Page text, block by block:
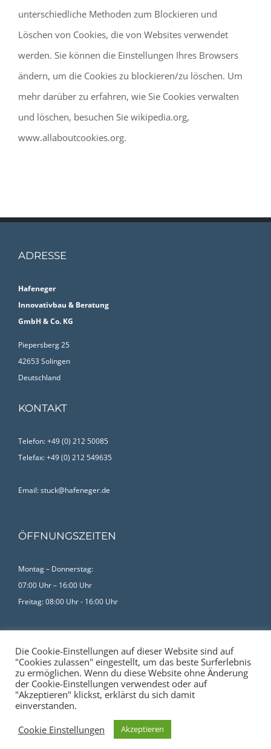
unterschiedliche Methoden zum Blockieren und
Löschen von Cookies, die von Websites verwendet
werden. Sie können die Einstellungen Ihres Browsers
ändern, um die Cookies zu blockieren/zu löschen. Um
mehr darüber zu erfahren, wie Sie Cookies verwalten
und löschen, besuchen Sie wikipedia.org,
www.allaboutcookies.org.
ADRESSE
Hafeneger
Innovativbau & Beratung
GmbH & Co. KG
Piepersberg 25
42653 Solingen
Deutschland
KONTAKT
Telefon: +49 (0) 212 50085
Telefax: +49 (0) 212 549635
Email: stuck@hafeneger.de
ÖFFNUNGSZEITEN
Montag – Donnerstag:
07:00 Uhr – 16:00 Uhr
Freitag: 08:00 Uhr - 16:00 Uhr
Datenschutzerklärung
© Copyright 2024 | Hafeneger Innovativbau & Beratung GmbH &
Co. KG
Die Cookie-Einstellungen auf dieser Website sind auf
"Cookies zulassen" eingestellt, um das beste Surferlebnis
zu ermöglichen. Wenn du diese Website ohne Änderung
der Cookie-Einstellungen verwendest oder auf
"Akzeptieren" klickst, erklärst du sich damit
einverstanden.
Cookie Einstellungen
Akzeptieren